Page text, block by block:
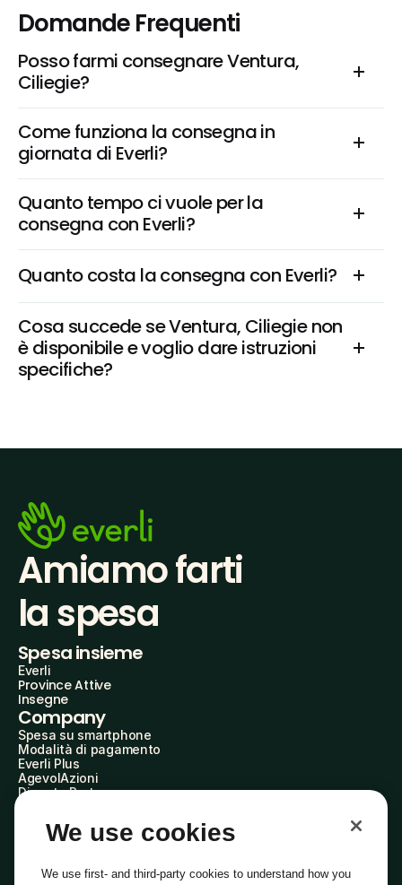
Domande Frequenti
Posso farmi consegnare Ventura,
Ciliegie?
Come funziona la consegna in
giornata di Everli?
Quanto tempo ci vuole per la
consegna con Everli?
Quanto costa la consegna con Everli?
Cosa succede se Ventura, Ciliegie non
è disponibile e voglio dare istruzioni
specifiche?
Amiamo farti
la spesa
Spesa insieme
Everli
Province Attive
Insegne
Company
Spesa su smartphone
Modalità di pagamento
Everli Plus
AgevolAzioni
Diventa Partner
Everli Shoppers
About Us
Everli News
We use cookies
We use first- and third-party cookies to understand how you